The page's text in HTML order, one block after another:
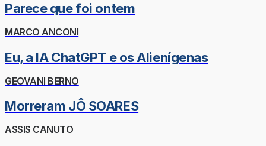
Parece que foi ontem
MARCO ANCONI
Eu, a IA ChatGPT e os Alienígenas
GEOVANI BERNO
Morreram JÔ SOARES
ASSIS CANUTO